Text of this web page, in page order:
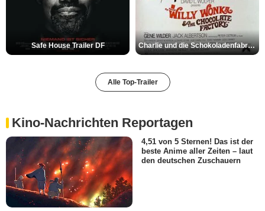
Safe House Trailer DF Charlie und die Schokoladenfabrik Trailer OV
Alle Top-Trailer
Kino-Nachrichten Reportagen
4,51 von 5 Sternen! Das ist der
beste Anime aller Zeiten – laut
den deutschen Zuschauern